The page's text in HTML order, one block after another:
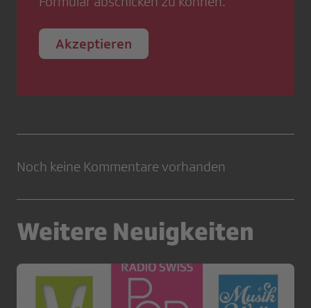
Akzeptieren
Noch keine Kommentare vorhanden
Weitere Neuigkeiten